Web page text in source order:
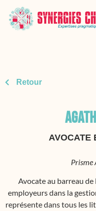
Retour
AVOCATE
Prisme
Avocate au barreau de
employeurs dans la
représente dans tous les